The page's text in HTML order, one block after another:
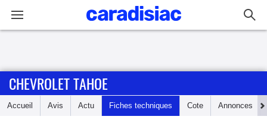
Accueil
CHEVROLET TAHOE
Accueil Avis Actu Fiches techniques Cote Annonces